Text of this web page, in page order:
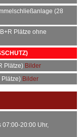
/ C
/ B
/ A
/ B
/ D
(28
B+R Plätze ohne
Plätze) Bilder
Plätze) Bilder
20:00 Uhr,